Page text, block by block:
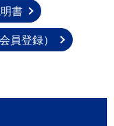
書
員登録）